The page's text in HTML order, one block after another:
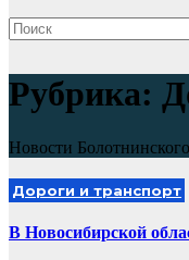
Рубрика:
Новости
Дороги и транспорт
В Новосибирской